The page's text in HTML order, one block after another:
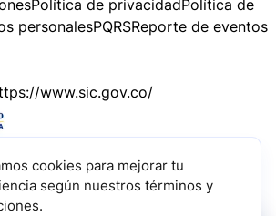
Política de privacidadPolítica de
personalesPQRSReporte de eventos
www.sic.gov.co/
podemos presentarte la
cookies para mejorar tu
según nuestros términos y